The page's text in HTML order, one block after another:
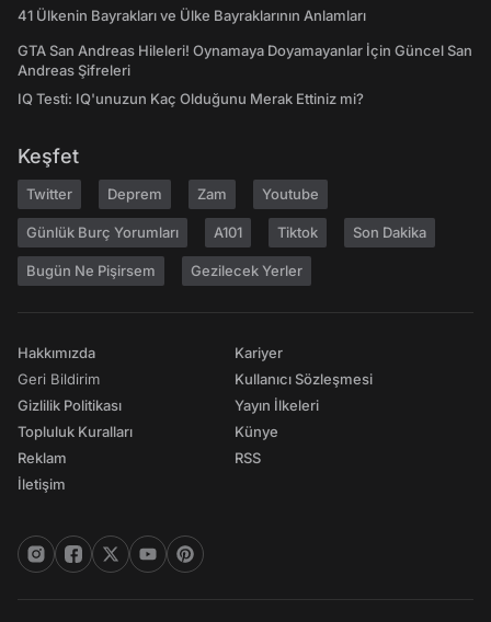
41 Ülkenin Bayrakları ve Ülke Bayraklarının Anlamları
GTA San Andreas Hileleri! Oynamaya Doyamayanlar İçin Güncel San
Andreas Şifreleri
IQ Testi: IQ'unuzun Kaç Olduğunu Merak Ettiniz mi?
Keşfet
Twitter Deprem Zam Youtube
Günlük Burç Yorumları A101 Tiktok Son Dakika
Bugün Ne Pişirsem Gezilecek Yerler
Hakkımızda
Geri Bildirim
Gizlilik Politikası
Topluluk Kuralları
Reklam
İletişim
Kariyer
Kullanıcı Sözleşmesi
Yayın İlkeleri
Künye
RSS